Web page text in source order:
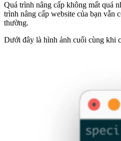
Quá trình nâng cấp không mất quá
trình nâng cấp website của bạn vẫn
thường.
Dưới đây là hình ảnh cuối cùng khi